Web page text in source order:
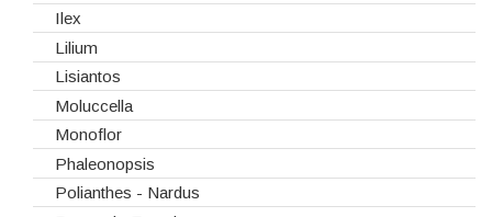
Ilex
Lilium
Lisiantos
Moluccella
Monoflor
Phaleonopsis
Polianthes - Nardus